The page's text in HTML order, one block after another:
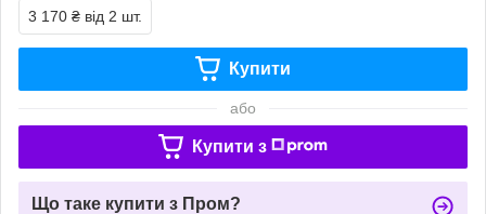
3 170 ₴ від 2 шт.
Купити
або
Купити з
Що таке купити з Пром?